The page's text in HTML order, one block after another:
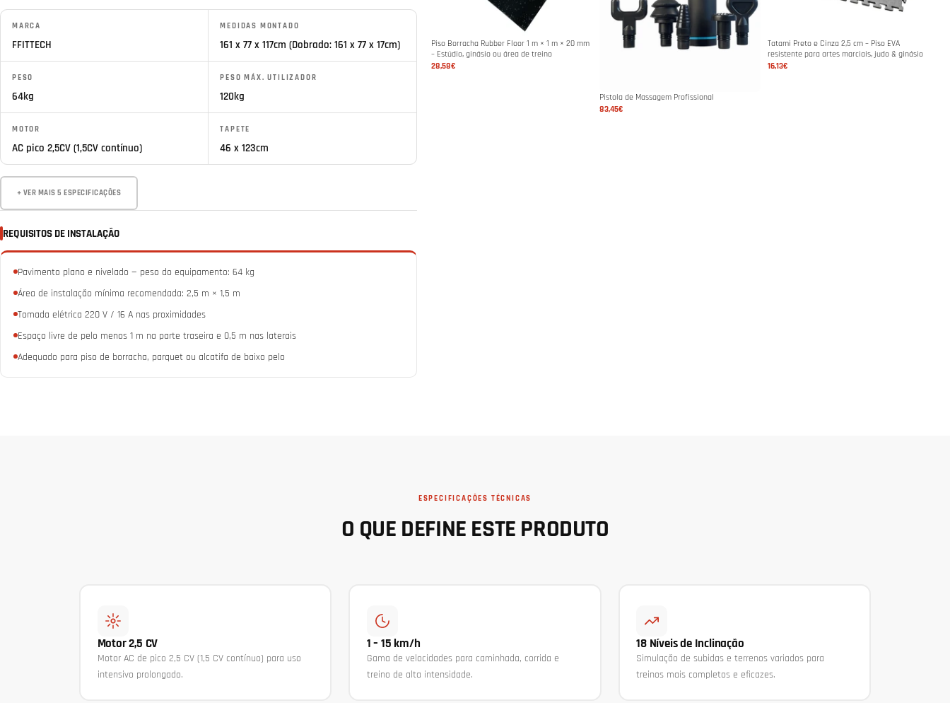
MARCA
FFITTECH
MEDIDAS MONTADO
161 x 77 x 117cm (Dobrado: 161 x 77 x 17cm)
PESO
64kg
PESO MÁX. UTILIZADOR
120kg
MOTOR
AC pico 2,5CV (1,5CV contínuo)
TAPETE
46 x 123cm
+ VER MAIS 5 ESPECIFICAÇÕES
REQUISITOS DE INSTALAÇÃO
Pavimento plano e nivelado — peso do equipamento: 64 kg
Área de instalação mínima recomendada: 2,5 m × 1,5 m
Tomada elétrica 220 V / 16 A nas proximidades
Espaço livre de pelo menos 1 m na parte traseira e 0,5 m nas laterais
Adequado para piso de borracha, parquet ou alcatifa de baixo pelo
Piso Borracha Rubber Floor 1 m × 1 m × 20 mm
– Estúdio, ginásio ou área de treino
28,58€
Pistola de Massagem Profissional
83,45€
Tatami Preto e Cinza 2,5 cm – Piso EVA
resistente para artes marciais, judo & ginásio
16,13€
ESPECIFICAÇÕES TÉCNICAS
O QUE DEFINE ESTE PRODUTO
Motor 2,5 CV
Motor AC de pico 2,5 CV (1,5 CV contínuo) para uso
intensivo prolongado.
1 – 15 km/h
Gama de velocidades para caminhada, corrida e
treino de alta intensidade.
18 Níveis de Inclinação
Simulação de subidas e terrenos variados para
treinos mais completos e eficazes.